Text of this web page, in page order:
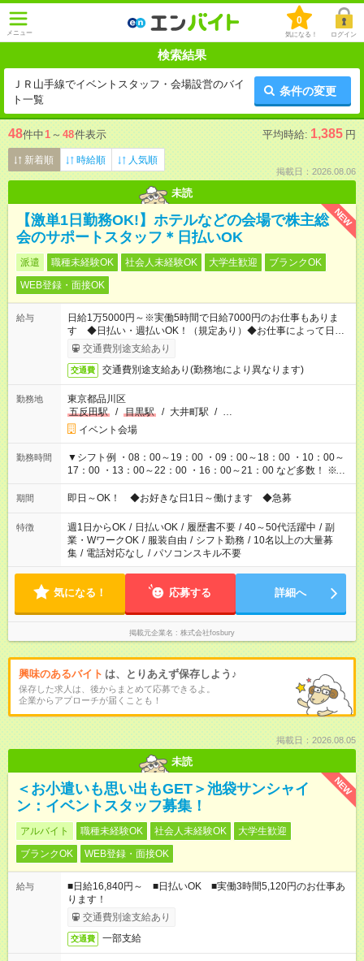
メニュー
0
気になる！ ログイン
検索結果
ＪＲ山手線でイベントスタッフ・会場設営のバイ
ト一覧
条件の変更
48件中1 ～ 48件表示 平均時給: 1,385 円
新着順 時給順 人気順
掲載日：2026.08.06
未読
NEW
【激単1日勤務OK!】ホテルなどの会場で株主総
会のサポートスタッフ＊日払いOK
派遣 職種未経験OK 社会人未経験OK 大学生歓迎
ブランクOK
WEB登録・面接OK
給与
日給1万5000円～※実働5時間で日給7000円のお仕事もありま
す ◆日払い・週払いOK！（規定あり）◆お仕事によって日給も
異なります
交通費別途支給あり
交通費 交通費別途支給あり(勤務地により異なります)
勤務地
東京都品川区
五反田駅
/ 目黒駅 / 大井町駅 / …
イベント会場
勤務時間
▼シフト例 ・08：00～19：00 ・09：00～18：00 ・10：00～
17：00 ・13：00～22：00 ・16：00～21：00 など多数！ ※お
仕事により勤務時間が異なります
期間 即日～OK！ ◆お好きな日1日～働けます ◆急募
特徴 週1日からOK / 日払いOK / 履歴書不要 / 40～50代活躍中 / 副
業・WワークOK / 服装自由 / シフト勤務 / 10名以上の大量募
集 / 電話対応なし / パソコンスキル不要
気になる！ 応募する 詳細へ
掲載元企業名 株式会社fosbury
興味のあるバイト は、とりあえず保存しよう♪
保存した求人は、後からまとめて応募できるよ。
企業からアプローチが届くことも！
掲載日：2026.08.05
未読
NEW
＜お小遣いも思い出もGET＞池袋サンシャイ
ン：イベントスタッフ募集！
アルバイト 職種未経験OK 社会人未経験OK
大学生歓迎
ブランクOK
WEB登録・面接OK
給与
■日給16,840円～ ■日払いOK ■実働3時間5,120円のお仕事あ
ります！
交通費別途支給あり
交通費 一部支給